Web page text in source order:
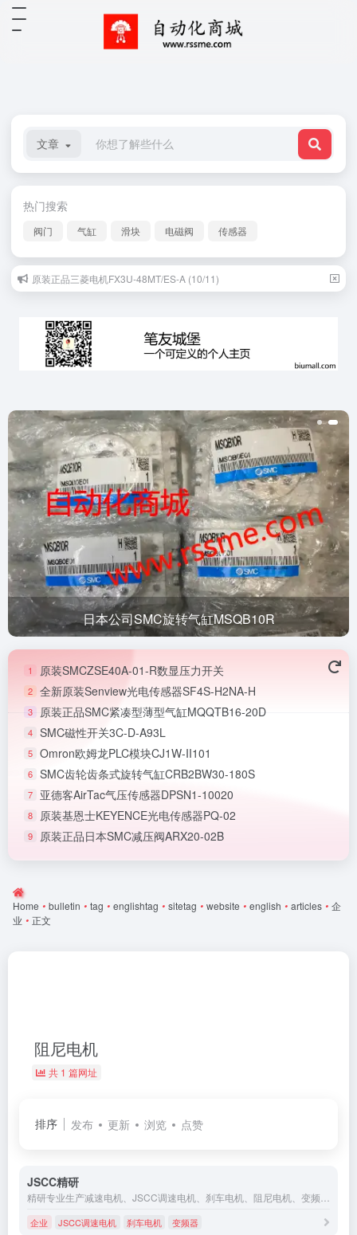
文章
热门搜索
阀门 气缸 滑块 电磁阀 传感器
原装正品三菱电机FX3U-48MT/ES-A (10/11)
日本公司SMC旋转气缸MSQB10R
1 原装SMCZSE40A-01-R数显压力开关
2 全新原装Senview光电传感器SF4S-H2NA-H
3 原装正品SMC紧凑型薄型气缸MQQTB16-20D
4 SMC磁性开关3C-D-A93L
5 Omron欧姆龙PLC模块CJ1W-II101
6 SMC齿轮齿条式旋转气缸CRB2BW30-180S
7 亚德客AirTac气压传感器DPSN1-10020
8 原装基恩士KEYENCE光电传感器PQ-02
9 原装正品日本SMC减压阀ARX20-02B
Home • bulletin • tag • englishtag • sitetag • website • english • articles • 企
业 • 正文
阻尼电机
共 1 篇网址
排序 发布 更新 浏览 点赞
JSCC精研
企业 JSCC调速电机 刹车电机 变频器